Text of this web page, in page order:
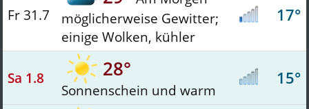
Fr 31.7
möglicherweise Gewitter;
einige Wolken, kühler
17°
Sa 1.8 28°
Sonnenschein und warm
15°